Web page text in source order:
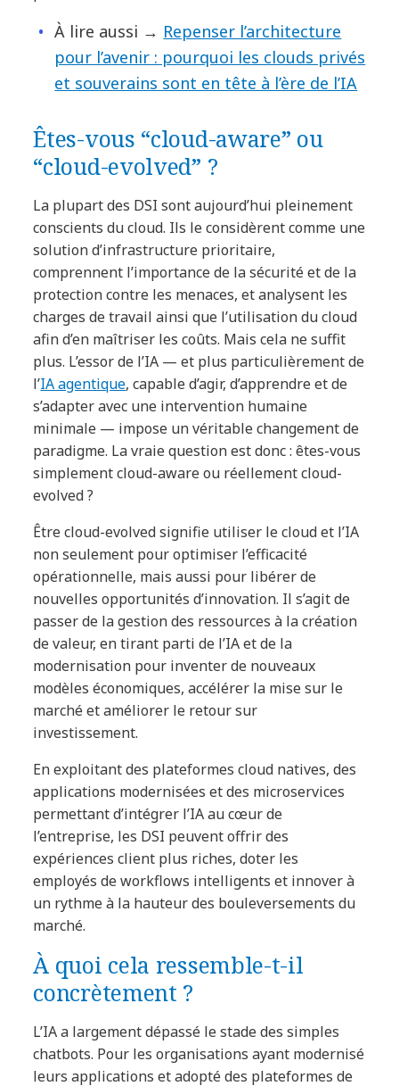
À lire aussi → Repenser l’architecture
pour l’avenir : pourquoi les clouds privés
et souverains sont en tête à l’ère de l’IA
Êtes-vous “cloud-aware” ou
“cloud-evolved” ?
La plupart des DSI sont aujourd’hui pleinement
conscients du cloud. Ils le considèrent comme une
solution d’infrastructure prioritaire,
comprennent l’importance de la sécurité et de la
protection contre les menaces, et analysent les
charges de travail ainsi que l’utilisation du cloud
afin d’en maîtriser les coûts. Mais cela ne suffit
plus. L’essor de l’IA — et plus particulièrement de
l’IA agentique, capable d’agir, d’apprendre et de
s’adapter avec une intervention humaine
minimale — impose un véritable changement de
paradigme. La vraie question est donc : êtes-vous
simplement cloud-aware ou réellement cloud-
evolved ?
Être cloud-evolved signifie utiliser le cloud et l’IA
non seulement pour optimiser l’efficacité
opérationnelle, mais aussi pour libérer de
nouvelles opportunités d’innovation. Il s’agit de
passer de la gestion des ressources à la création
de valeur, en tirant parti de l’IA et de la
modernisation pour inventer de nouveaux
modèles économiques, accélérer la mise sur le
marché et améliorer le retour sur
investissement.
En exploitant des plateformes cloud natives, des
applications modernisées et des microservices
permettant d’intégrer l’IA au cœur de
l’entreprise, les DSI peuvent offrir des
expériences client plus riches, doter les
employés de workflows intelligents et innover à
un rythme à la hauteur des bouleversements du
marché.
À quoi cela ressemble-t-il
concrètement ?
L’IA a largement dépassé le stade des simples
chatbots. Pour les organisations ayant modernisé
leurs applications et adopté des plateformes de